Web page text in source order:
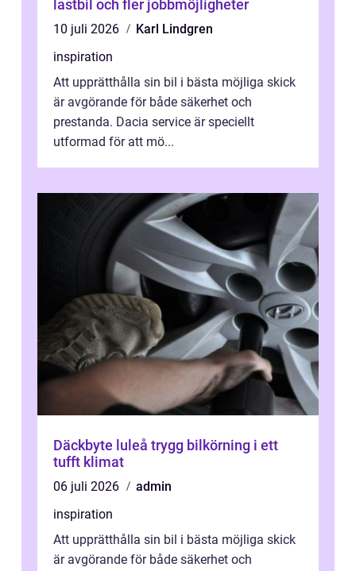
lastbil och fler jobbmöjligheter
10 juli 2026
Karl Lindgren
inspiration
Att upprätthålla sin bil i bästa möjliga skick
är avgörande för både säkerhet och
prestanda. Dacia service är speciellt
utformad för att mö...
Däckbyte luleå trygg bilkörning i ett
tufft klimat
06 juli 2026
admin
inspiration
Att upprätthålla sin bil i bästa möjliga skick
är avgörande för både säkerhet och